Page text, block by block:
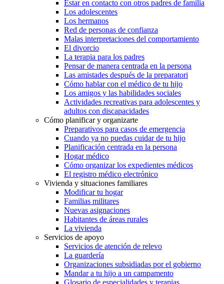
Estar en contacto con otros padres de familia
Los adolescentes
Los hermanos
Red de personas de confianza
Malas interpretaciones del comportamiento
El divorcio
La terapia para los padres
Pensar de manera centrada en la persona
Las amistades después de la preparatori
Cómo hablar con el médico de tu hijo
Los amigos y las habilidades sociales
Actividades recreativas para adolescentes y
adultos con discapacidades
Cómo planificar y organizarte
Preparativos para casos de emergencia
Cuando ya no puedas cuidar de tu hijo
Planificación centrada en la persona
Hogar médico
Cómo organizar los expedientes médicos
El registro médico electrónico
Vivienda y situaciones familiares
Modificar tu hogar
Familias militares
Nuevas asignaciones
Habitantes de áreas rurales
La vivienda
Servicios de apoyo
Servicios de atención de relevo
La guardería
Organizaciones subsidiadas por el gobierno
Mandar a tu hijo a un campamento
Glosario de especialidades y terapias